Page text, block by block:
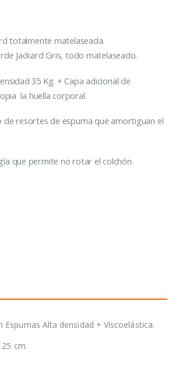
totalmente matelaseada.
Jackard Gris, todo matelaseado.
35 Kg. + Capa adicional de
la huella corporal.
resortes de espuma que amortiguan el
que permite no rotar el colchón.
Alta densidad + Viscoelástica.
cm.